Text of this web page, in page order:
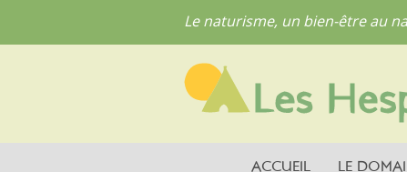
ACCUEIL LE
Le naturisme, un bien-être au